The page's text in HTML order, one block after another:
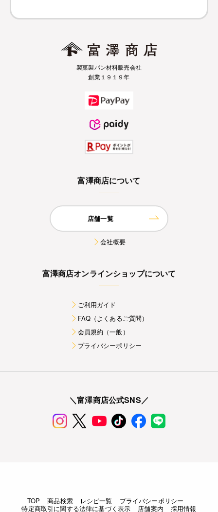
製菓製パン材料販売会社
創業１９１９年
富澤商店について
店舗一覧
会社概要
富澤商店オンラインショップについて
ご利用ガイド
FAQ（よくあるご質問）
会員規約（一般）
プライバシーポリシー
＼富澤商店公式SNS／
TOP 商品検索 レシピ一覧
プライバシーポリシー
特定商取引に関する法律に基づく表示
店舗案内 採用情報